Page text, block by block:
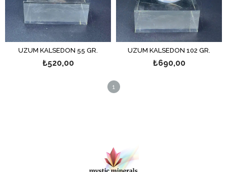
ÜZÜM KALSEDON 55 GR.
₺520,00
ÜZÜM KALSEDON 102 GR.
₺690,00
1